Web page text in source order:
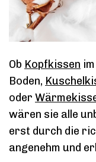
Ob Kopfkissen
Boden,
oder
wären sie alle
erst durch die
angenehm und